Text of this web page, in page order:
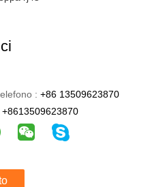
: +86 13509623870
+8613509623870